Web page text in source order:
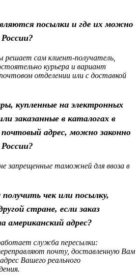
посылки и где их можно
решает сам клиент-получатель,
курьера и вариант
отделении или с доставкой
купленные на электронных
заказанные в каталогах в
адрес, можно законно
запрещенные таможней для ввоза в
получить чек или посылку,
стране, если заказ
американский адрес?
служба пересылки:
почту, доставленную Вам
Вашего реального